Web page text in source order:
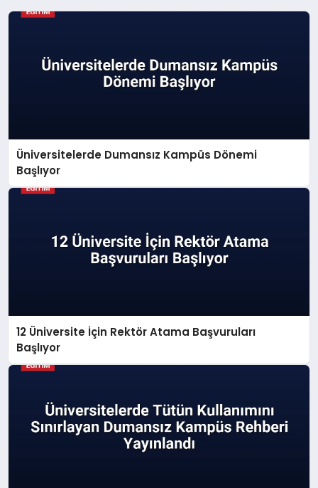
Üniversitelerde Dumansız Kampüs Dönemi
Başlıyor
12 Üniversite İçin Rektör Atama Başvuruları
Başlıyor